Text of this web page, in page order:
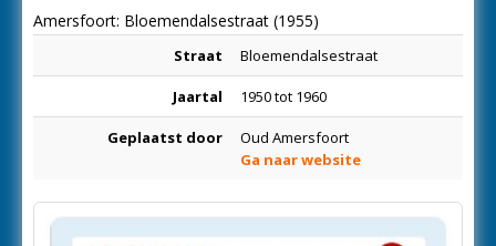
Amersfoort: Bloemendalsestraat (1955)
Straat Bloemendalsestraat
Jaartal 1950 tot 1960
Geplaatst door
Oud Amersfoort
Ga naar website